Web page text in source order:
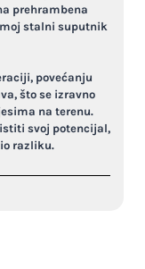
prehrambena
stalni suputnik
povećanju
što se izravno
na terenu.
svoj potencijal,
razliku.